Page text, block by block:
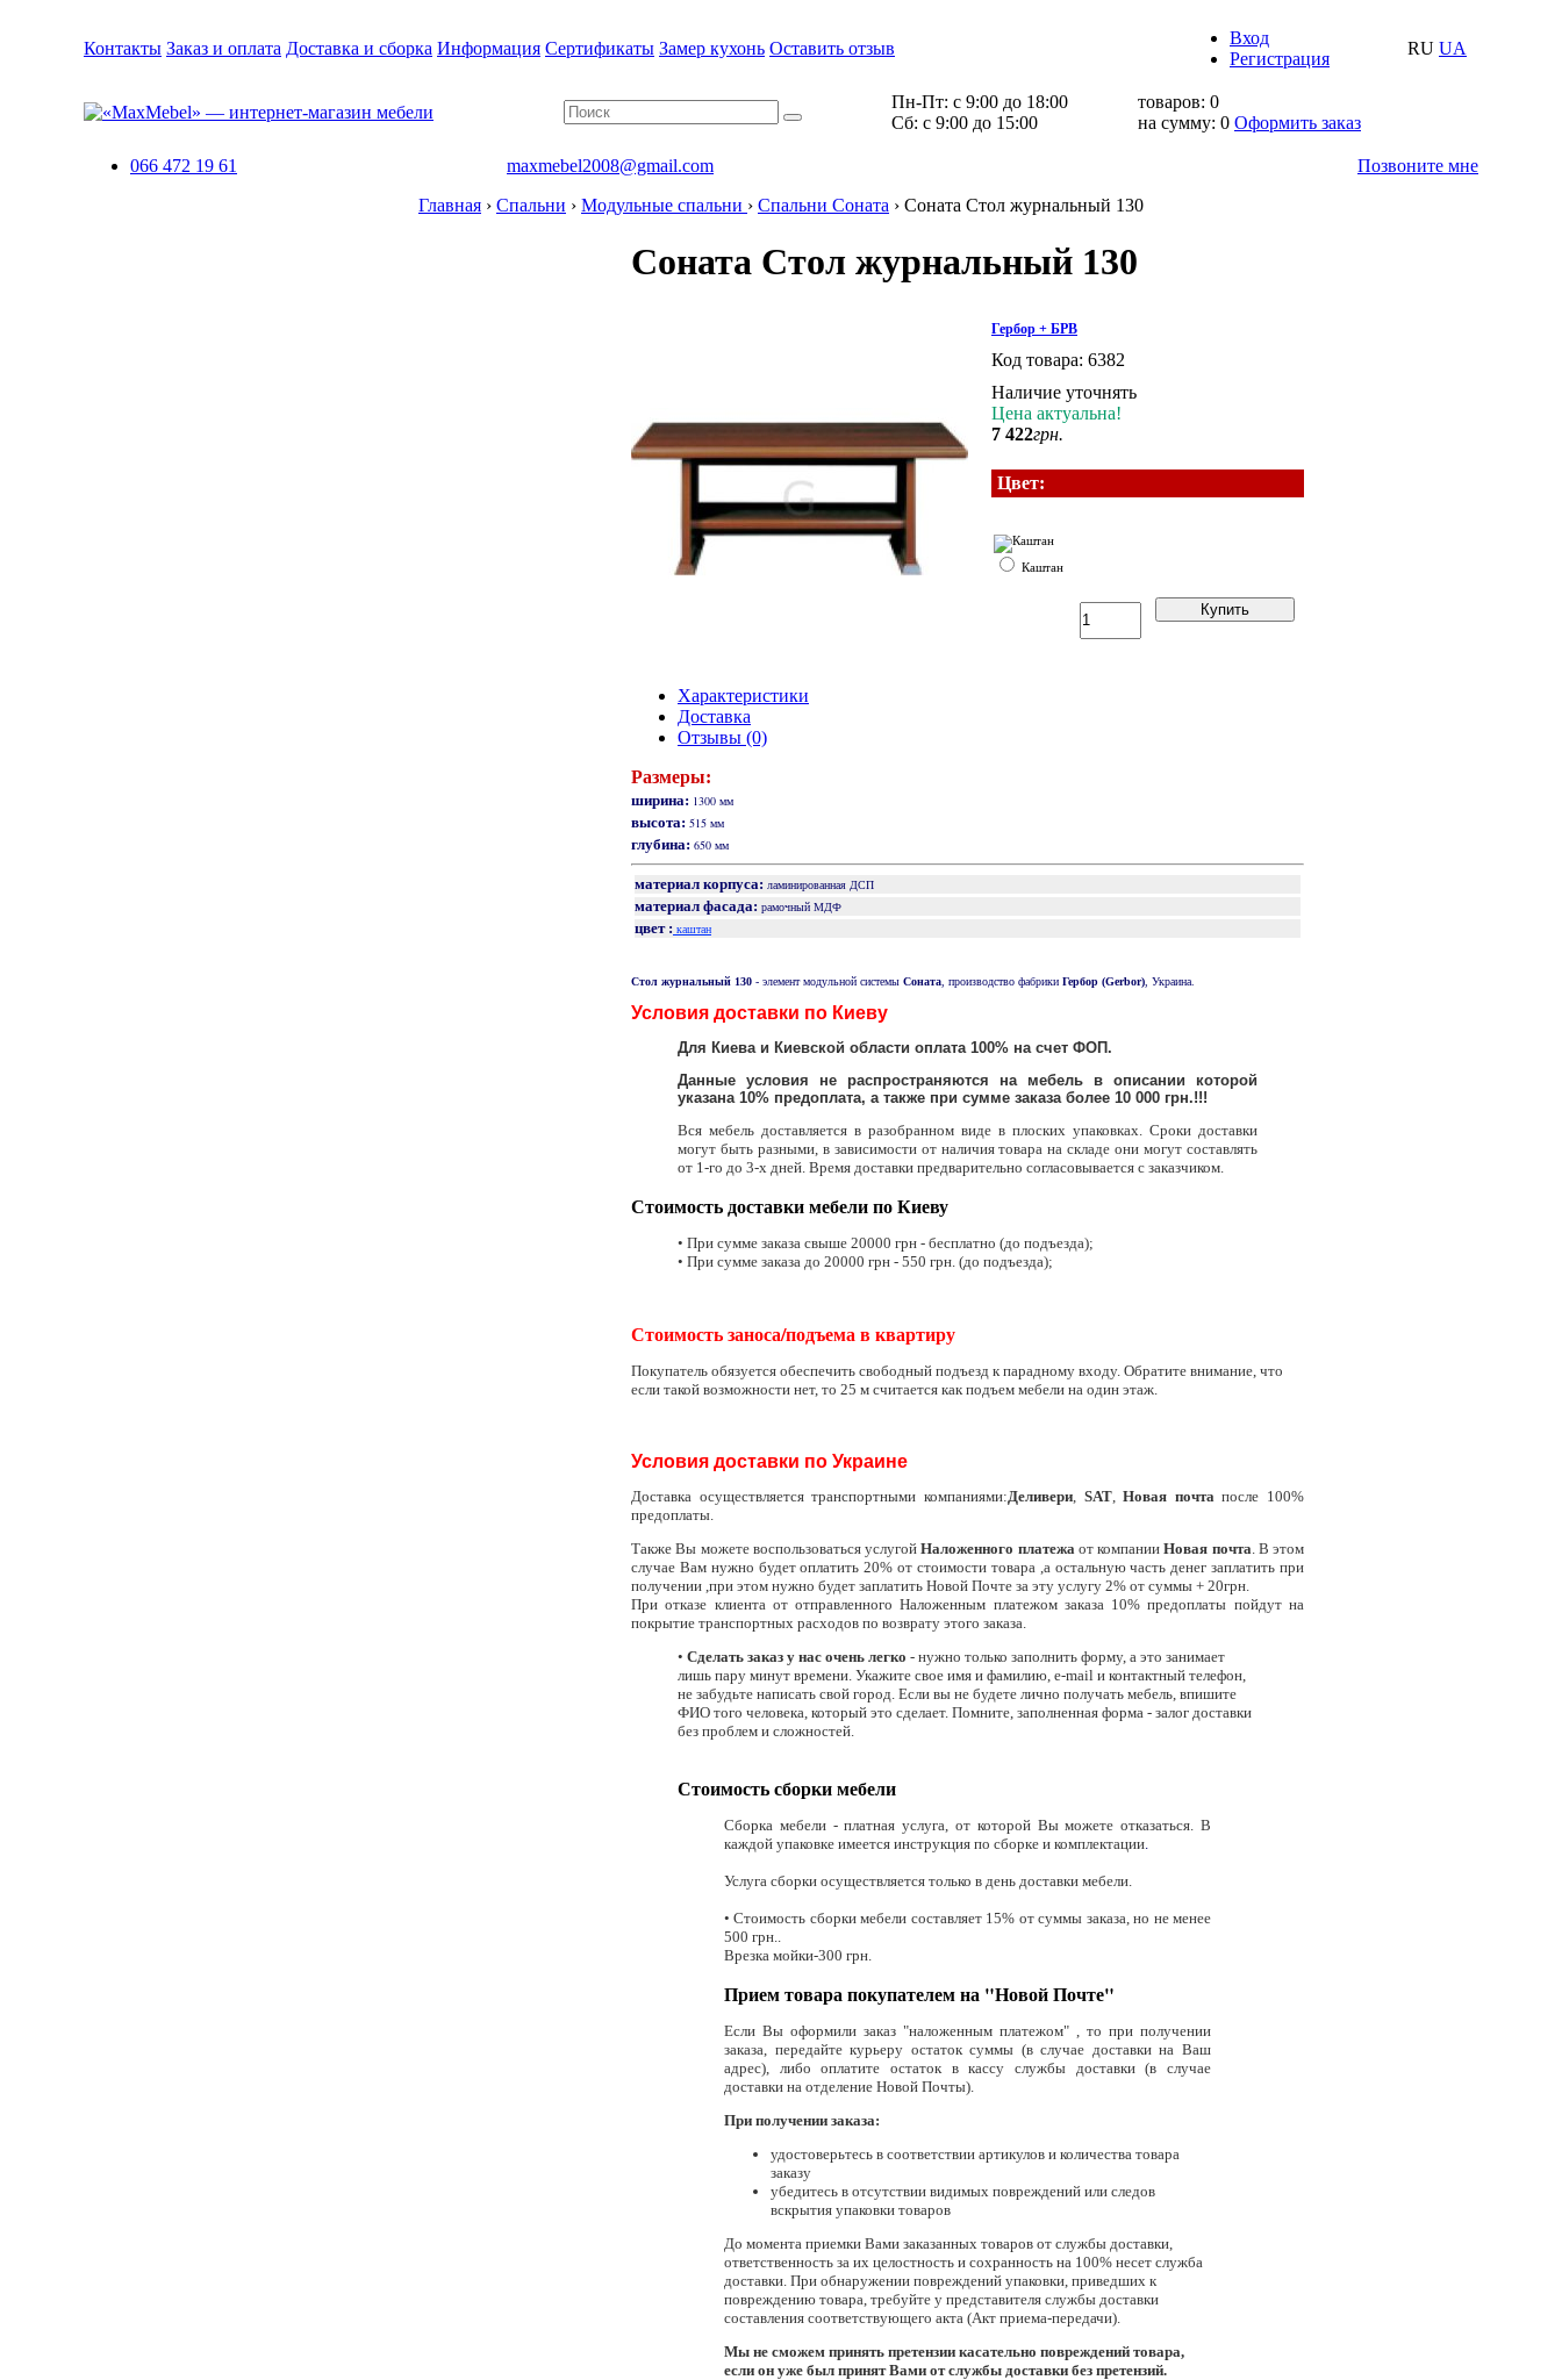
Контакты Заказ и оплата Доставка и сборка Информация Сертификаты Замер кухонь Оставить отзыв
Вход
Регистрация
RU UA
Пн-Пт: с 9:00 до 18:00
Cб: с 9:00 до 15:00
товаров: 0
на сумму: 0 Оформить заказ
066 472 19 61 maxmebel2008@gmail.com
Позвоните мне
Главная › Спальни › Модульные спальни › Спальни Соната › Соната Стол журнальный 130
Соната Стол журнальный 130
Гербор + БРВ
Код товара: 6382
Наличие уточнять
Цена актуальна!
7 422грн.
Цвет:
Каштан
Купить
Характеристики
Доставка
Отзывы (0)
Размеры:
ширина: 1300 мм
высота: 515 мм
глубина: 650 мм
материал корпуса: ламинированная ДСП
материал фасада: рамочный МДФ
цвет : каштан
Стол журнальный 130 - элемент модульной системы Соната , производство фабрики Гербор (Gerbor) , Украина.
Условия доставки по Киеву
Для Киева и Киевской области оплата 100% на счет ФОП.
Данные условия не распространяются на мебель в описании которой
указана 10% предоплата, а также при сумме заказа более 10 000 грн.!!!
Вся мебель доставляется в разобранном виде в плоских упаковках. Сроки доставки
могут быть разными, в зависимости от наличия товара на складе они могут составлять
от 1-го до 3-х дней. Время доставки предварительно согласовывается с заказчиком.
Стоимость доставки мебели по Киеву
• При сумме заказа свыше 20000 грн - бесплатно (до подъезда);
• При сумме заказа до 20000 грн - 550 грн. (до подъезда);
Стоимость заноса/подъема в квартиру
Покупатель обязуется обеспечить свободный подъезд к парадному входу. Обратите внимание, что
если такой возможности нет, то 25 м считается как подъем мебели на один этаж.
Условия доставки по Украине
Доставка осуществляется транспортными компаниями:Деливери, SAT,Новая почтапосле 100%
предоплаты.
Также Вы можете воспользоваться услугойНаложенного платежаот компанииНовая почта. В этом
случае Вам нужно будет оплатить 20% от стоимости товара ,а остальную часть денег заплатить при
получении ,при этом нужно будет заплатить Новой Почте за эту услугу 2% от суммы + 20грн.
При отказе клиента от отправленного Наложенным платежом заказа 10% предоплаты пойдут на
покрытие транспортных расходов по возврату этого заказа.
• Сделать заказ у нас очень легко - нужно только заполнить форму, а это занимает
лишь пару минут времени. Укажите свое имя и фамилию, e-mail и контактный телефон,
не забудьте написать свой город. Если вы не будете лично получать мебель, впишите
ФИО того человека, который это сделает. Помните, заполненная форма - залог доставки
без проблем и сложностей.
Стоимость сборки мебели
Сборка мебели - платная услуга, от которой Вы можете отказаться. В
каждой упаковке имеется инструкция по сборке и комплектации.
Услуга сборки осуществляется только в день доставки мебели.
• Стоимость сборки мебели составляет 15% от суммы заказа, но не менее
500 грн..
Врезка мойки-300 грн.
Прием товара покупателем на "Новой Почте"
Если Вы оформили заказ "наложенным платежом" , то при получении
заказа, передайте курьеру остаток суммы (в случае доставки на Ваш
адрес), либо оплатите остаток в кассу службы доставки (в случае
доставки на отделение Новой Почты).
При получении заказа:
удостоверьтесь в соответствии артикулов и количества товара
заказу
убедитесь в отсутствии видимых повреждений или следов
вскрытия упаковки товаров
До момента приемки Вами заказанных товаров от службы доставки,
ответственность за их целостность и сохранность на 100% несет служба
доставки. При обнаружении повреждений упаковки, приведших к
повреждению товара, требуйте у представителя службы доставки
составления соответствующего акта (Акт приема-передачи).
Мы не сможем принять претензии касательно повреждений товара,
если он уже был принят Вами от службы доставки без претензий.